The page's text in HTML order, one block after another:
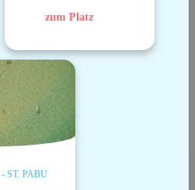
zum Platz
ST. PABU